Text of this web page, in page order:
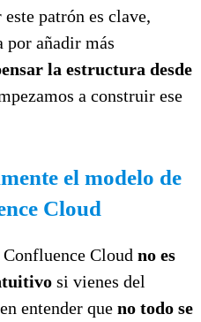
este patrón es clave,
por añadir más
la estructura desde
a construir ese
el modelo de
Cloud
Cloud no es
si vienes del
entender que no todo se